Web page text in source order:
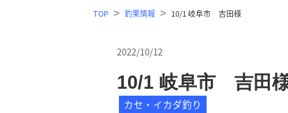
TOP 釣果情報 10/1 岐阜市 吉田様
2022/10/12
10/1 岐阜市 吉田
カセ・イカダ釣り